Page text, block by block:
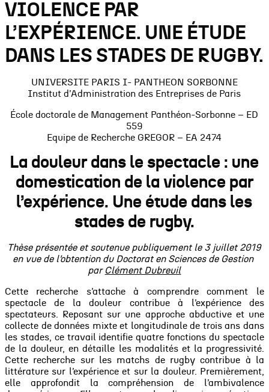
VIOLENCE PAR
L’EXPÉRIENCE. UNE ÉTUDE
DANS LES STADES DE RUGBY.
UNIVERSITE PARIS I- PANTHEON SORBONNE
Institut d’Administration des Entreprises de Paris
École doctorale de Management Panthéon-Sorbonne – ED
559
Equipe de Recherche GREGOR – EA 2474
La douleur dans le spectacle : une
domestication de la violence par
l’expérience. Une étude dans les
stades de rugby.
Thèse présentée et soutenue publiquement le 3 juillet 2019
en vue de l’obtention du Doctorat en Sciences de Gestion
par Clément Dubreuil
Cette recherche s’attache à comprendre comment le
spectacle de la douleur contribue à l’expérience des
spectateurs. Reposant sur une approche abductive et une
collecte de données mixte et longitudinalede trois ans dans
les stades, ce travail identifie quatre fonctions du spectacle
de la douleur, en détaille
les modalités et la progressivité.
Cette recherche sur les matchs de rugby contribue à la
littérature sur
l’expérience et sur la douleur. Premièrement,
elle approfondit la compréhension de l’ambivalence